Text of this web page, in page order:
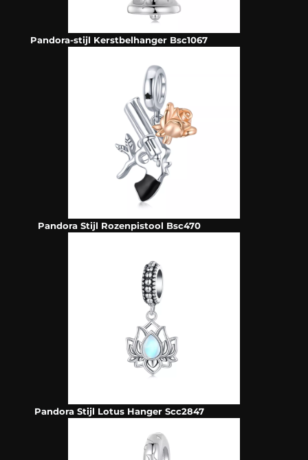
Pandora-stijl Kerstbelhanger Bsc1067
Pandora Stijl Rozenpistool Bsc470
Pandora Stijl Lotus Hanger Scc2847